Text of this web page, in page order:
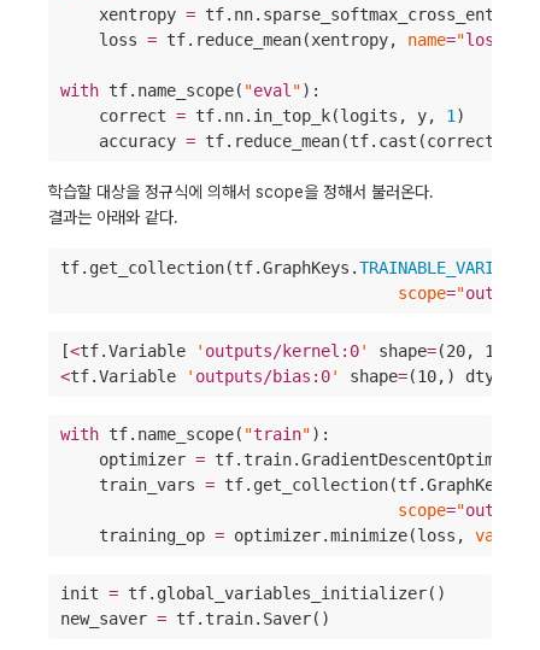
    xentropy
=
    loss
= tf.reduce_mean(xentropy, name="loss
with tf.name_scope( "eval "):
    correct
= tf.nn.in_top_k(logits, y, 1 )
    accuracy
= tf.reduce_mean(tf.cast(correct,
학습할 대상을 정규식에 의해서 scope을 정해서 불러온다.
결과는 아래와 같다.
tf.get_collection(tf.GraphKeys.
scope="outputs
[<tf.Variable ' outputs/kernel:0' shape=(20, 10)
<tf.Variable ' outputs/bias:0' shape=(10,) dtype
with tf.name_scope( "train"
    optimizer
=
    train_vars
= tf.get_collection(tf.GraphKeys.
scope="outputs
    training_op
= optimizer.minimize(loss,
init = tf.global_variables_initializer()
new_saver = tf.train.Saver()